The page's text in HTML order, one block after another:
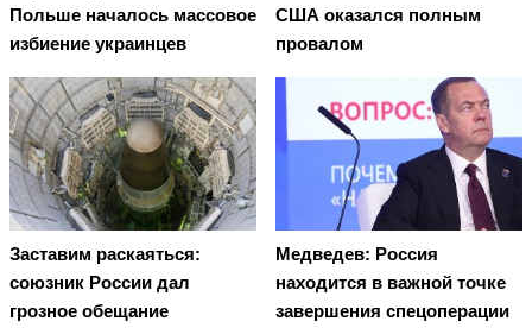
Польше началось массовое
избиение украинцев
США оказался полным
провалом
Заставим раскаяться:
союзник России дал
грозное обещание
Медведев: Россия
находится в важной точке
завершения спецоперации